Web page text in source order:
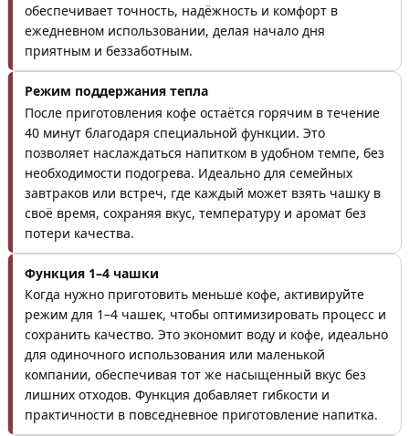
обеспечивает точность, надёжность и комфорт в
ежедневном использовании, делая начало дня
приятным и беззаботным.
Режим поддержания тепла
После приготовления кофе остаётся горячим в течение
40 минут благодаря специальной функции. Это
позволяет наслаждаться напитком в удобном темпе, без
необходимости подогрева. Идеально для семейных
завтраков или встреч, где каждый может взять чашку в
своё время, сохраняя вкус, температуру и аромат без
потери качества.
Функция 1–4 чашки
Когда нужно приготовить меньше кофе, активируйте
режим для 1–4 чашек, чтобы оптимизировать процесс и
сохранить качество. Это экономит воду и кофе, идеально
для одиночного использования или маленькой
компании, обеспечивая тот же насыщенный вкус без
лишних отходов. Функция добавляет гибкости и
практичности в повседневное приготовление напитка.